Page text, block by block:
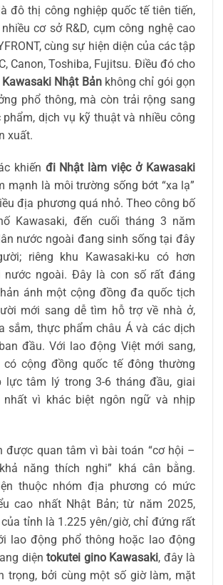
đô thị công nghiệp quốc tế tiên tiến,
cơ sở R&D, cụm công nghệ cao
cùng sự hiện diện của các tập
Canon, Toshiba, Fujitsu. Điều đó cho
Nhật Bảnkhông chỉ gói gọn
phổ thông, mà còn trải rộng sang
phẩm, dịch vụ kỹ thuật và nhiều công
xuất.
khiến đi Nhật làm việc ở Kawasaki
mạnh là môi trường sống bớt “xa lạ”
địa phương quá nhỏ. Theo công bố
Kawasaki, đến cuối tháng 3 năm
nước ngoài đang sinh sống tại đây
riêng khu Kawasaki-ku có hơn
nước ngoài. Đây là con số rất đáng
ánh một cộng đồng đa quốc tịch
mới sang dễ tìm hỗ trợ về nhà ở,
sắm, thực phẩm châu Á và các dịch
đầu. Với lao động Việt mới sang,
cộng đồng quốc tế đông thường
lực tâm lý trong 3-6 tháng đầu, giai
nhất vì khác biệt ngôn ngữ và nhịp
được quan tâm vì bài toán “cơ hội –
năng thích nghi” khá cân bằng.
thuộc nhóm địa phương có mức
cao nhất Nhật Bản; từ năm 2025,
tỉnh là 1.225 yên/giờ, chỉ đứng rất
lao động phổ thông hoặc lao động
diện tokutei gino Kawasaki, đây là
trọng, bởi cùng một số giờ làm, mặt